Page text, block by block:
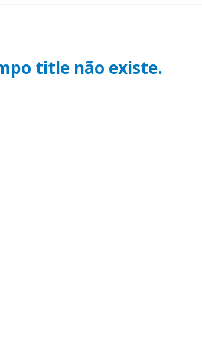
title não existe.